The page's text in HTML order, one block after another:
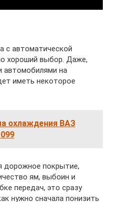
с автоматической
хороший выбор. Даже,
автомобилями на
иметь некоторое
охлаждения ВАЗ
дорожное покрытие,
ям, выбоин и
передач, это сразу
нужно сначала понизить